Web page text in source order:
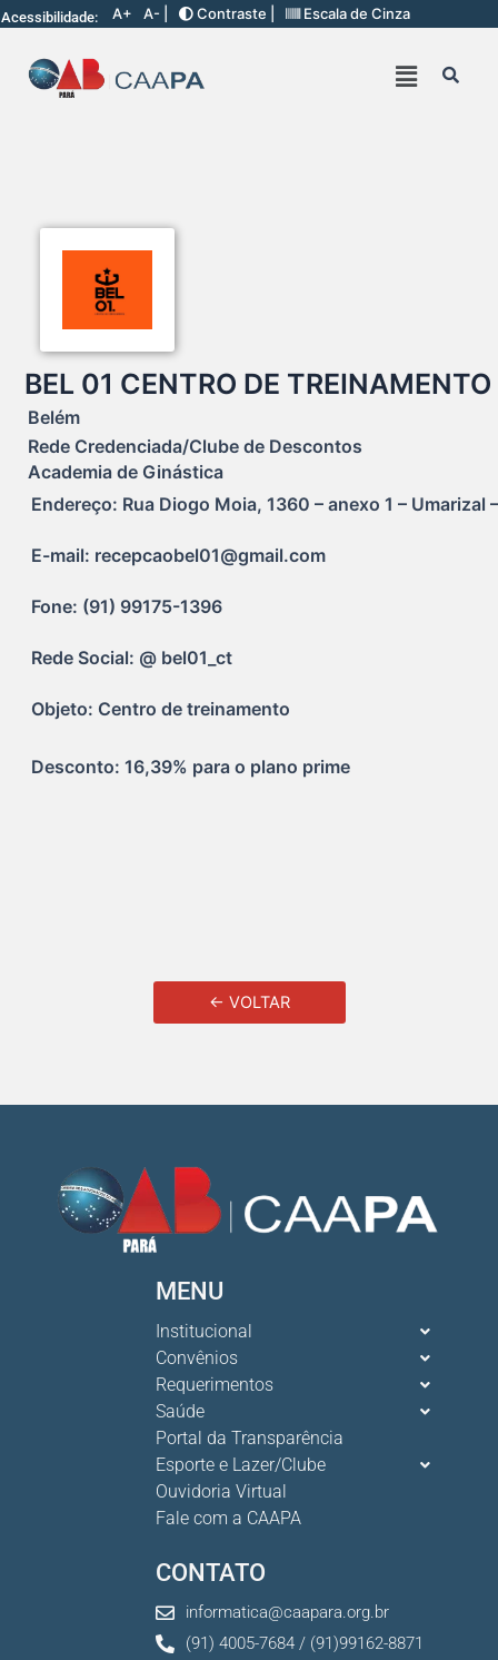
Acessibilidade: A+ A- | Contraste | Escala de Cinza
BEL 01 CENTRO DE TREINAMENTO
Belém
Rede Credenciada/Clube de Descontos
Academia de Ginástica
Endereço: Rua Diogo Moia, 1360 – anexo 1 – Umarizal
E-mail: recepcaobel01@gmail.com
Fone: (91) 99175-1396
Rede Social: @ bel01_ct
Objeto: Centro de treinamento
Desconto: 16,39% para o plano prime
← VOLTAR
MENU
Institucional
Convênios
Requerimentos
Saúde
Portal da Transparência
Esporte e Lazer/Clube
Ouvidoria Virtual
Fale com a CAAPA
CONTATO
informatica@caapara.org.br
(91) 4005-7684 / (91)99162-8871